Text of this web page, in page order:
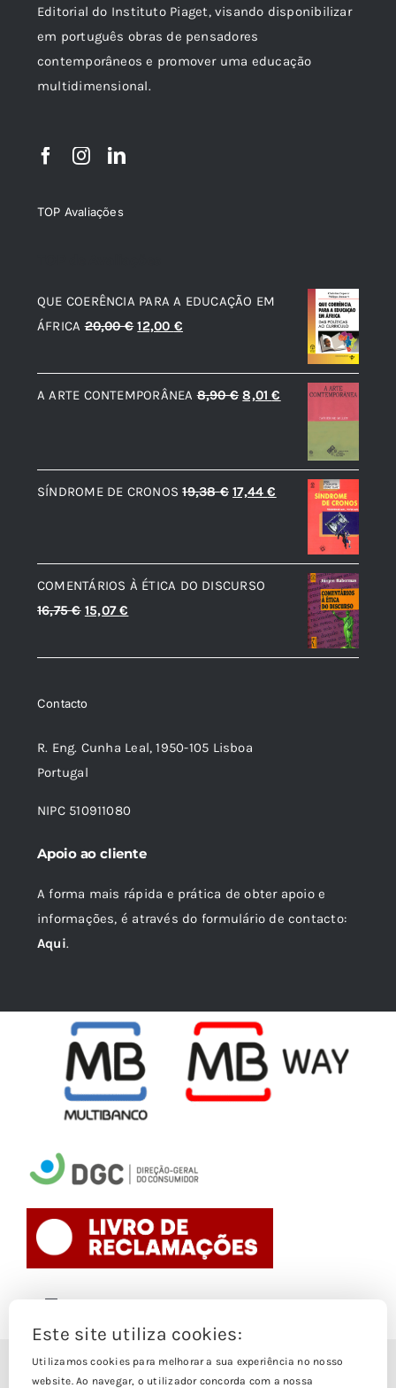
Editorial do Instituto Piaget, visando disponibilizar
em português obras de pensadores
contemporâneos e promover uma educação
multidimensional.
TOP Avaliações
QUE COERÊNCIA PARA A EDUCAÇÃO EM
ÁFRICA 20,00€ O
original
era:
12,00 €
atual
é:
A ARTE CONTEMPORÂNEA 8,90€ O
era:
8,90 €.
8,01€
preço
é:
8,01 €.
SÍNDROME DE CRONOS 19,38€ O
era:
19,38 €.
17,44€
é:
17,44 €.
COMENTÁRIOS À ÉTICA DO DISCURSO
16,75€ O
original
16,75 €.
15,07€
atual
Contacto
R. Eng. Cunha Leal, 1950-105 Lisboa
Portugal
NIPC 510911080
Apoio ao cliente
A forma mais rápida e prática de obter apoio e
informações, é através do formulário de contacto:
Aqui.
Navigation
© Copyright 1988- 2026
Este site utiliza cookies:
Utilizamos cookies para melhorar a sua experiência no nosso
website. Ao navegar, o utilizador concorda com a nossa